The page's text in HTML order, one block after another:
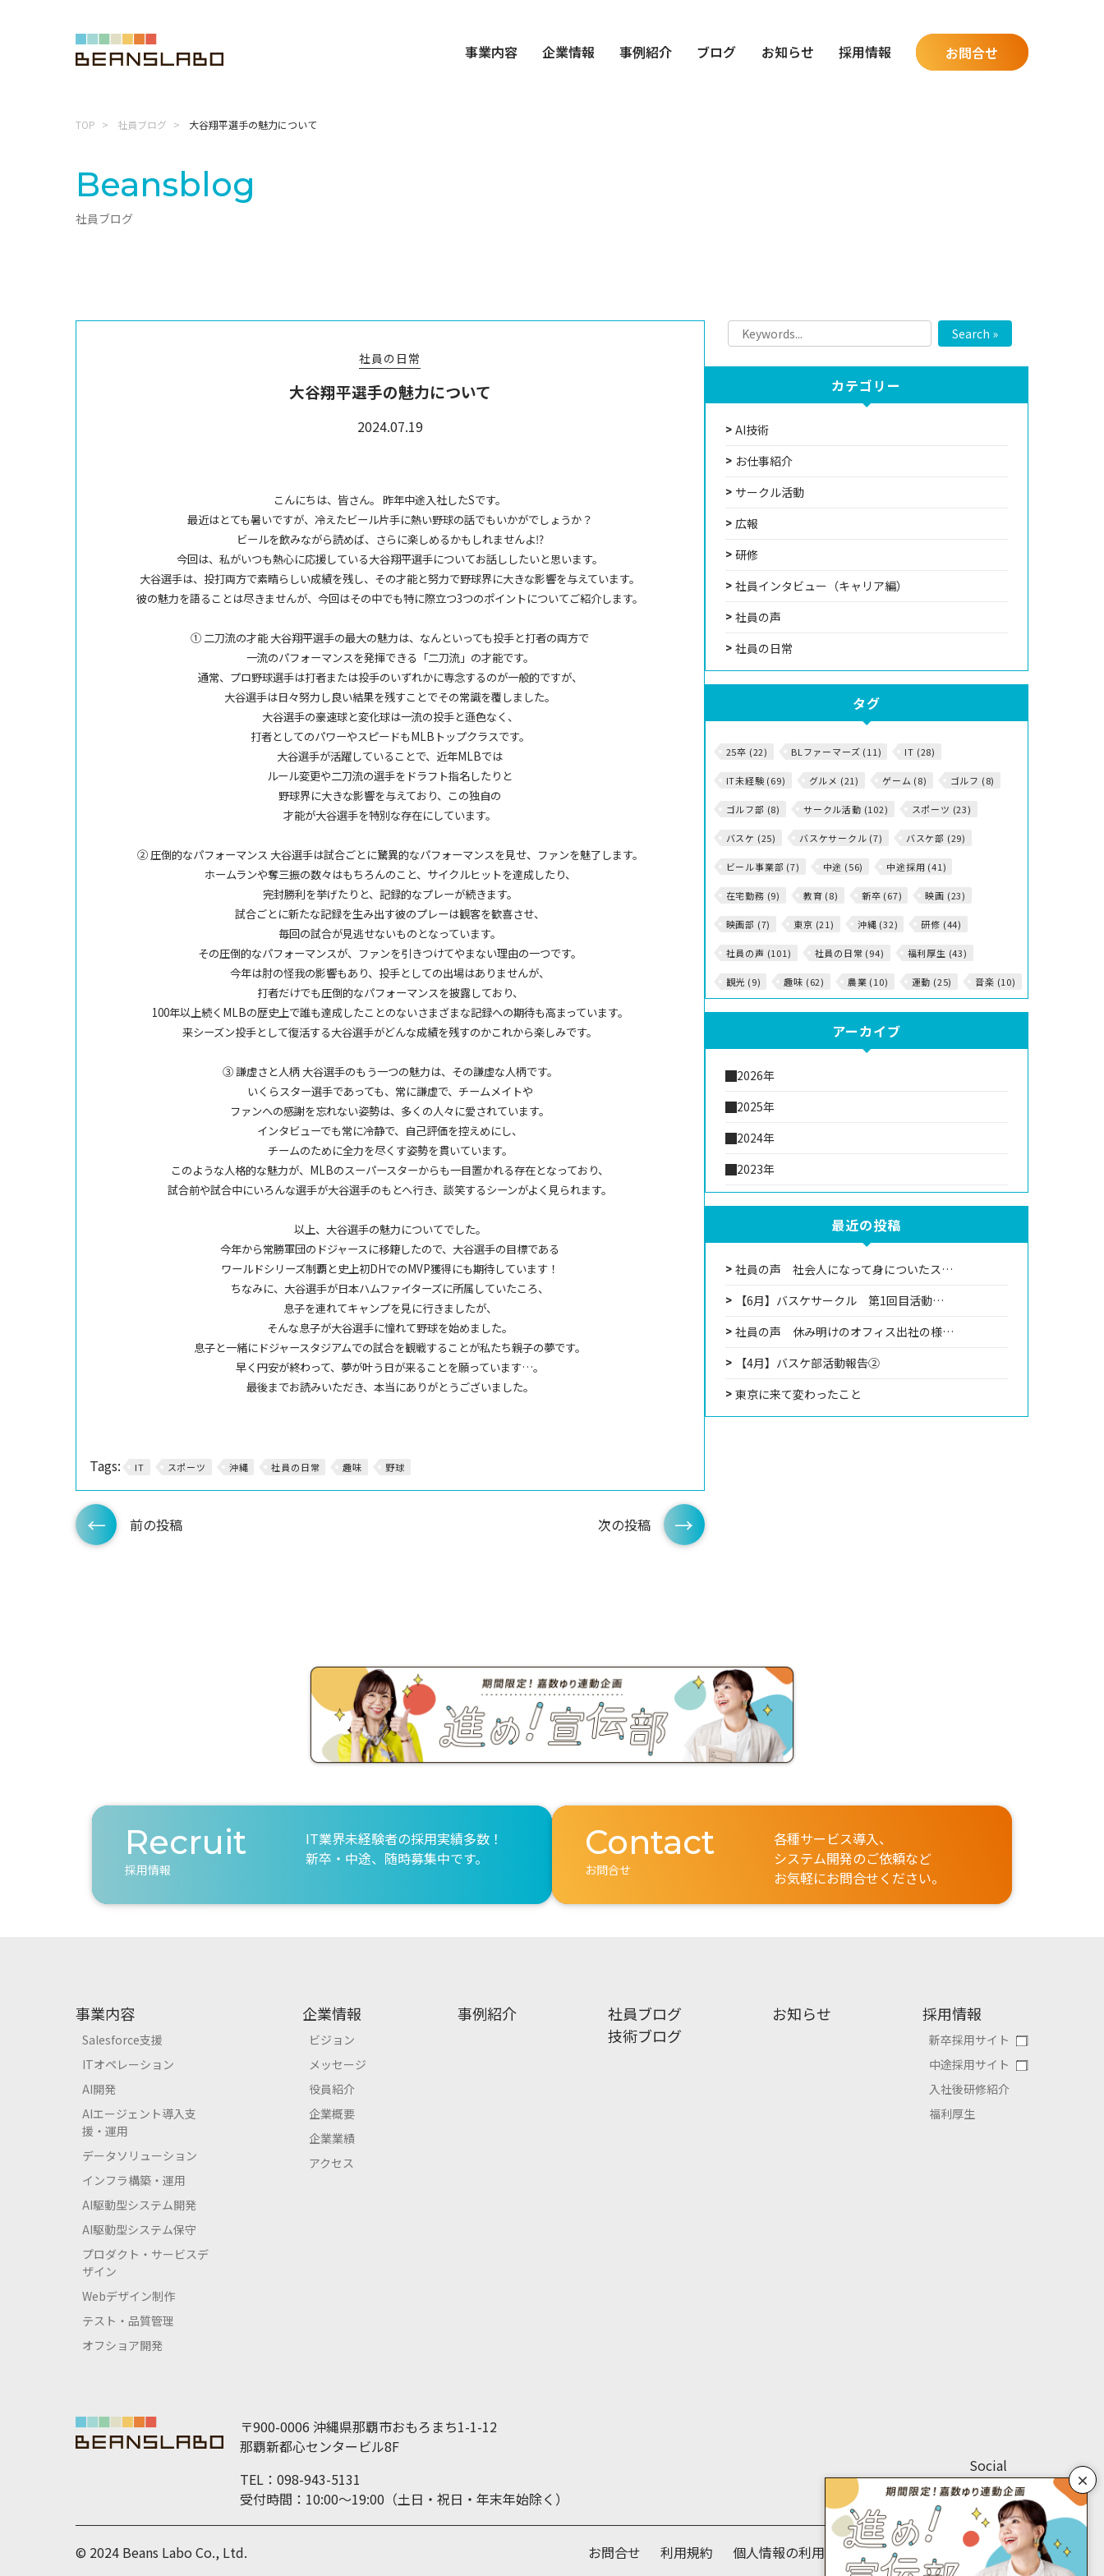
事業内容 企業情報 事例紹介 ブログ お知らせ 採用情報 お問合せ
×
TOP 社員ブログ 大谷翔平選手の魅力について
Beansblog
社員ブログ
社員の日常
大谷翔平選手の魅力について
2024.07.19
こんにちは、皆さん。 昨年中途入社したSです。
最近はとても暑いですが、冷えたビール片手に熱い野球の話でもいかがでしょうか？
ビールを飲みながら読めば、さらに楽しめるかもしれませんよ⁉︎
今回は、私がいつも熱心に応援している大谷翔平選手についてお話ししたいと思います。
大谷選手は、投打両方で素晴らしい成績を残し、その才能と努力で野球界に大きな影響を与えています。
彼の魅力を語ることは尽きませんが、今回はその中でも特に際立つ3つのポイントについてご紹介します。
① 二刀流の才能 大谷翔平選手の最大の魅力は、なんといっても投手と打者の両方で
一流のパフォーマンスを発揮できる「二刀流」の才能です。
通常、プロ野球選手は打者または投手のいずれかに専念するのが一般的ですが、
大谷選手は日々努力し良い結果を残すことでその常識を覆しました。
大谷選手の豪速球と変化球は一流の投手と遜色なく、
打者としてのパワーやスピードもMLBトップクラスです。
大谷選手が活躍していることで、近年MLBでは
ルール変更や二刀流の選手をドラフト指名したりと
野球界に大きな影響を与えており、この独自の
才能が大谷選手を特別な存在にしています。
② 圧倒的なパフォーマンス 大谷選手は試合ごとに驚異的なパフォーマンスを見せ、ファンを魅了します。
ホームランや奪三振の数々はもちろんのこと、サイクルヒットを達成したり、
完封勝利を挙げたりと、記録的なプレーが続きます。
試合ごとに新たな記録を生み出す彼のプレーは観客を歓喜させ、
毎回の試合が見逃せないものとなっています。
その圧倒的なパフォーマンスが、ファンを引きつけてやまない理由の一つです。
今年は肘の怪我の影響もあり、投手としての出場はありませんが、
打者だけでも圧倒的なパフォーマンスを披露しており、
100年以上続くMLBの歴史上で誰も達成したことのないさまざまな記録への期待も高まっています。
来シーズン投手として復活する大谷選手がどんな成績を残すのかこれから楽しみです。
③ 謙虚さと人柄 大谷選手のもう一つの魅力は、その謙虚な人柄です。
いくらスター選手であっても、常に謙虚で、チームメイトや
ファンへの感謝を忘れない姿勢は、多くの人々に愛されています。
インタビューでも常に冷静で、自己評価を控えめにし、
チームのために全力を尽くす姿勢を貫いています。
このような人格的な魅力が、MLBのスーパースターからも一目置かれる存在となっており、
試合前や試合中にいろんな選手が大谷選手のもとへ行き、談笑するシーンがよく見られます。
以上、大谷選手の魅力についてでした。
今年から常勝軍団のドジャースに移籍したので、大谷選手の目標である
ワールドシリーズ制覇と史上初DHでのMVP獲得にも期待しています！
ちなみに、大谷選手が日本ハムファイターズに所属していたころ、
息子を連れてキャンプを見に行きましたが、
そんな息子が大谷選手に憧れて野球を始めました。
息子と一緒にドジャースタジアムでの試合を観戦することが私たち親子の夢です。
早く円安が終わって、夢が叶う日が来ることを願っています…。
最後までお読みいただき、本当にありがとうございました。
Tags: IT スポーツ 沖縄 社員の日常 趣味 野球
前の投稿 次の投稿
Search »
カテゴリー
AI技術
お仕事紹介
サークル活動
広報
研修
社員インタビュー（キャリア編）
社員の声
社員の日常
タグ
25卒 (22) BLファーマーズ (11) IT (28)
IT未経験 (69) グルメ (21) ゲーム (8) ゴルフ (8)
ゴルフ部 (8) サークル活動 (102) スポーツ (23)
バスケ (25) バスケサークル (7) バスケ部 (29)
ビール事業部 (7) 中途 (56) 中途採用 (41)
在宅勤務 (9) 教育 (8) 新卒 (67) 映画 (23)
映画部 (7) 東京 (21) 沖縄 (32) 研修 (44)
社員の声 (101) 社員の日常 (94) 福利厚生 (43)
観光 (9) 趣味 (62) 農業 (10) 運動 (25) 音楽 (10)
アーカイブ
2026年
2025年
2024年
2023年
最近の投稿
社員の声 社会人になって身についたス…
【6月】バスケサークル 第1回目活動…
社員の声 休み明けのオフィス出社の様…
【4月】バスケ部活動報告②
東京に来て変わったこと
Recruit
採用情報
IT業界未経験者の採用実績多数！
新卒・中途、随時募集中です。
Contact
お問合せ
各種サービス導入、
システム開発のご依頼など
お気軽にお問合せください。
事業内容
Salesforce支援
ITオペレーション
AI開発
AIエージェント導入支
援・運用
データソリューション
インフラ構築・運用
AI駆動型システム開発
AI駆動型システム保守
プロダクト・サービスデ
ザイン
Webデザイン制作
テスト・品質管理
オフショア開発
企業情報
ビジョン
メッセージ
役員紹介
企業概要
企業業績
アクセス
事例紹介
社員ブログ
技術ブログ
お知らせ 採用情報
新卒採用サイト
中途採用サイト
入社後研修紹介
福利厚生
〒900-0006 沖縄県那覇市おもろまち1-1-12
那覇新都心センタービル8F
TEL：098-943-5131
受付時間：10:00～19:00（土日・祝日・年末年始除く）
Social
お問合せ 利用規約 個人情報の利用目的について 個人情報保護方針
© 2024 Beans Labo Co., Ltd.